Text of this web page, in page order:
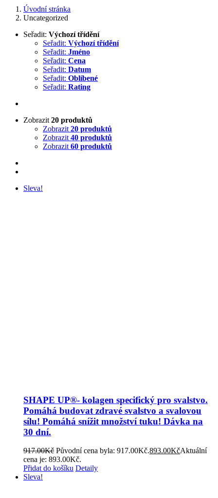
Úvodní stránka
Uncategorized
Seřadit: Výchozí třídění
Seřadit: Výchozí třídění
Seřadit: Jméno
Seřadit: Cena
Seřadit: Datum
Seřadit: Oblíbené
Seřadit: Rating
Zobrazit 20 produktů
Zobrazit 20 produktů
Zobrazit 40 produktů
Zobrazit 60 produktů
Sleva!
SHAPE UP®- kolagen specifický pro svalstvo.
Pomáhá budovat zdravé svalstvo a svalovou
sílu! Pomáhá snížit množství tuku! Dávka na
30 dní.
917.00Kč Původní cena byla: 917.00Kč.893.00KčAktuální
cena je: 893.00Kč.
Přidat do košíku Detaily
Sleva!